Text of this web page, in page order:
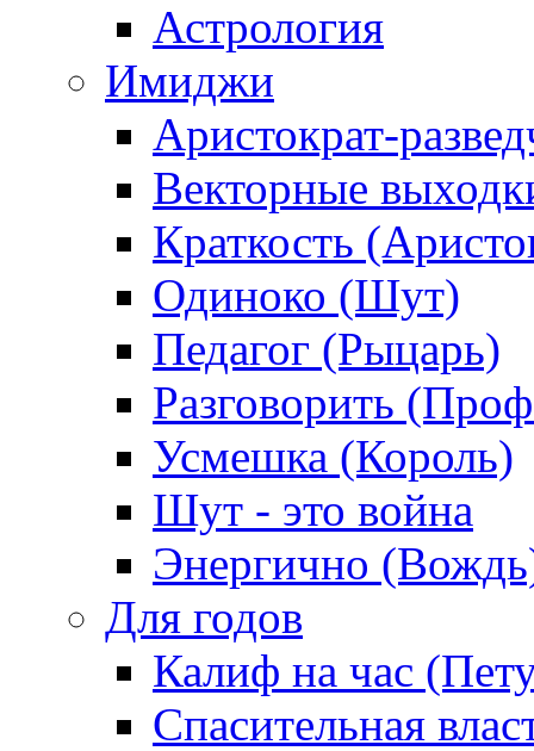
Астрология
Имиджи
Аристократ-
Векторные
Краткость
Одиноко (Шут)
Педагог (Рыцарь)
Разговорить
Усмешка (Король)
Шут - это война
Энергично
Для годов
Калиф на час
Спасительная